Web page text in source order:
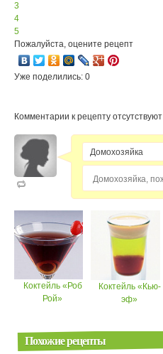
3
4
5
Пожалуйста, оцените рецепт
Уже поделились: 0
Комментарии к рецепту отсутствуют
Коктейль «Роб
Рой»
Коктейль «Кью-
эф»
Похожие рецепты